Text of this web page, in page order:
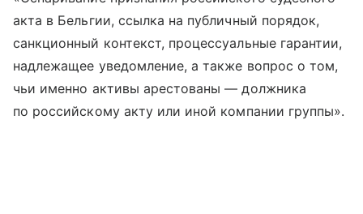
акта в Бельгии, ссылка на публичный порядок,
санкционный контекст, процессуальные гарантии,
надлежащее уведомление, а также вопрос о том,
чьи именно активы арестованы — должника
по российскому акту или иной компании группы».